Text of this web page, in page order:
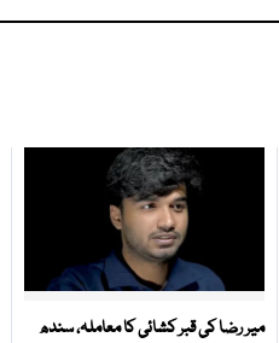
میر رضا کی قبر کشائی کا معاملہ، سندھ